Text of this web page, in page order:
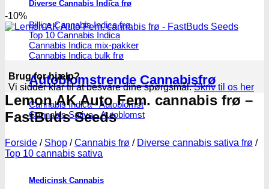
Diverse Cannabis Indica frø
Billige Cannabis Indica frø
Top 10 Cannabis Indica
Cannabis Indica mix-pakker
Cannabis Indica bulk frø
Autoblomstrende Cannabisfrø
Cannabis Indica - Autoblomst
Cannabis Sativa - Autoblomst
Medicinsk Cannabis
-10%
Brug for hjælp?
Vi sidder klar til at besvare dine spørgsmål.Skriv til os her
Lemon AK Auto Fem. cannabis frø –
FastBuds Seeds
Forside / Shop / Cannabis frø / Diverse cannabis sativa frø /
Top 10 cannabis sativa